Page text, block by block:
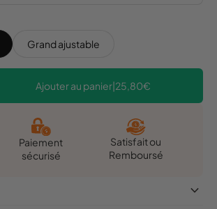
Grand ajustable
Ajouter au panier|25,80€
Paiement
sécurisé
Satisfait ou
Remboursé
keyboard_arrow_down